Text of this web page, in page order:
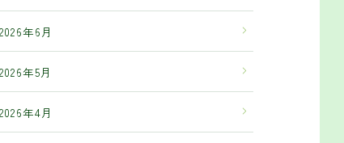
2026年6月
2026年5月
2026年4月